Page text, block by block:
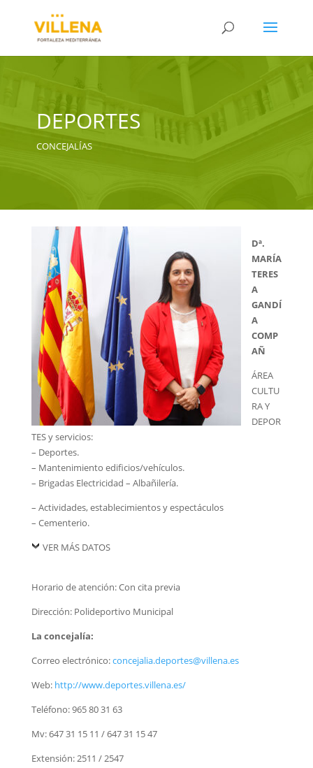
DEPORTES
CONCEJALÍAS
Dª.
MARÍA
TERES
A
GANDÍ
A
COMP
AÑ
ÁREA
CULTU
RA Y
DEPOR
TES y servicios:
– Deportes.
– Mantenimiento edificios/vehículos.
– Brigadas Electricidad – Albañilería.
– Actividades, establecimientos y espectáculos
– Cementerio.
VER MÁS DATOS
Horario de atención: Con cita previa
Dirección: Polideportivo Municipal
La concejalía:
Correo electrónico:concejalia.deportes@villena.es
Web: http://www.deportes.villena.es/
Teléfono: 965 80 31 63
Mv: 647 31 15 11 / 647 31 15 47
Extensión: 2511 / 2547